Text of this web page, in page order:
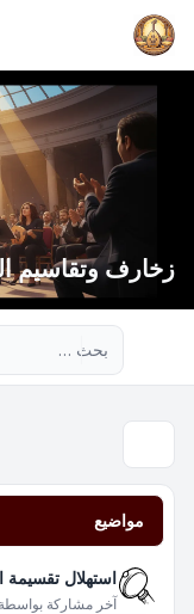
زخارف وتقاسيم
مواضيع
استهلال تقسيمة
آخر مشاركة بواسطة